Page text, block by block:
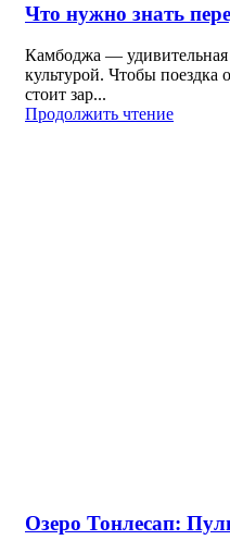
Что нужно знать
Камбоджа — удивительная
культурой. Чтобы поездка
стоит зар...
Продолжить чтение
Озеро Тонлесап: